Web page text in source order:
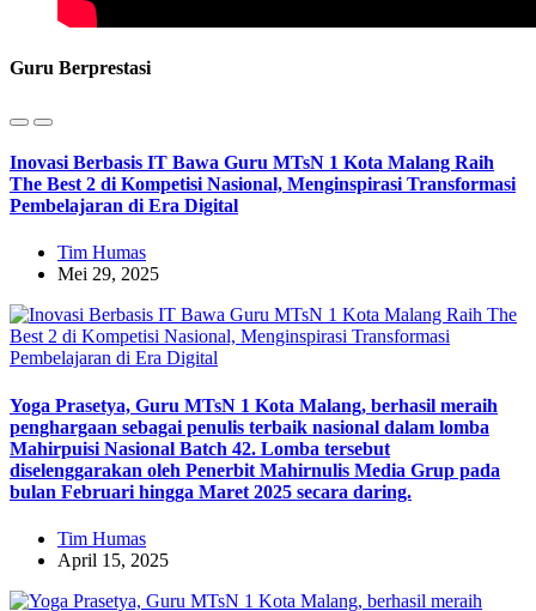
Guru Berprestasi
Inovasi Berbasis IT Bawa Guru MTsN 1 Kota Malang Raih
The Best 2 di Kompetisi Nasional, Menginspirasi Transformasi
Pembelajaran di Era Digital
Tim Humas
Mei 29, 2025
Yoga Prasetya, Guru MTsN 1 Kota Malang, berhasil meraih
penghargaan sebagai penulis terbaik nasional dalam lomba
Mahirpuisi Nasional Batch 42. Lomba tersebut
diselenggarakan oleh Penerbit Mahirnulis Media Grup pada
bulan Februari hingga Maret 2025 secara daring.
Tim Humas
April 15, 2025